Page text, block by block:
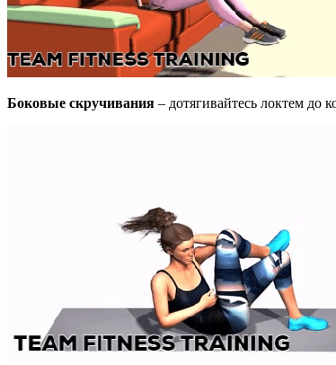
Боковые скручивания – дотягивайтесь локтем